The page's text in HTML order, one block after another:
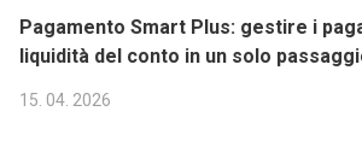
Pagamento Smart Plus: gestire i
liquidità del conto in un solo
15. 04. 2026